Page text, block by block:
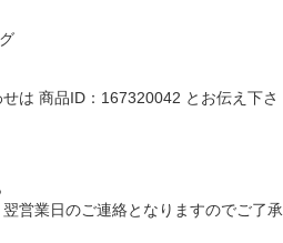
は 商品ID：167320042 とお伝え下さ
営業日のご連絡となりますのでご了承